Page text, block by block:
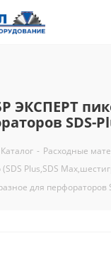
ЭКСПЕРТ
SDS-
Каталог - Расходные
Plus,SDS
для перфораторов